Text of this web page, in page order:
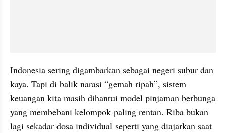
Indonesia sering digambarkan sebagai negeri subur dan
kaya. Tapi di balik narasi “gemah ripah”, sistem
keuangan kita masih dihantui model pinjaman berbunga
yang membebani kelompok paling rentan. Riba bukan
lagi sekadar dosa individual seperti yang diajarkan saat